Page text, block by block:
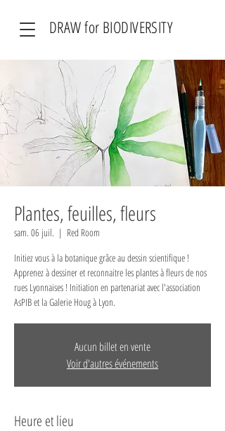
DRAW for BIODIVERSITY
Plantes, feuilles, fleurs
sam. 06 juil.
  |
Red Room
Initiez vous à la botanique grâce au dessin scientifique !
Apprenez à dessiner et reconnaitre les plantes à fleurs de nos
rues Lyonnaises ! Initiation en partenariat avec l'association
AsPIB et la Galerie Houg à Lyon.
Aucun billet en vente
Voir d'autres événements
Heure et lieu